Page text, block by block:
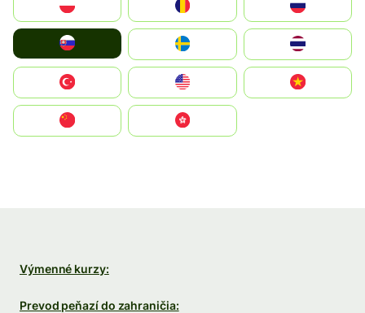
United States
中國香港特別行政區
Výmenné kurzy:
Prevod peňazí do zahraničia: